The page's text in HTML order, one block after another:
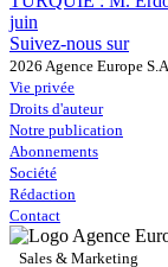
juin
Suivez-nous sur
2026 Agence Europe S.A.
Vie privée
Droits d'auteur
Notre publication
Abonnements
Société
Rédaction
Contact
Sales & Marketing